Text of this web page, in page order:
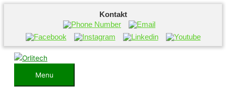
Kontakt
Přeskočit
Menu
Menu